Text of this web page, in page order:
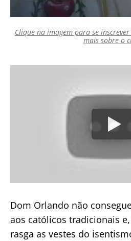
Clique na imagem para se
mais sobre o
Dom Orlando não
aos católicos tradicionais
rasga as vestes do